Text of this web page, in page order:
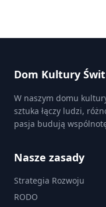
Dom Kultury Świt
W naszym domu
sztuka łączy ludzi,
pasja budują
Nasze zasady
Strategia Rozwoju
RODO